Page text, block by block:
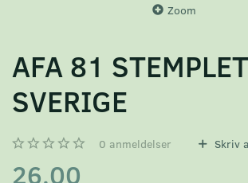
Zoom
AFA 81 STEMPLET
SVERIGE
0 anmeldelser Skriv
26,00